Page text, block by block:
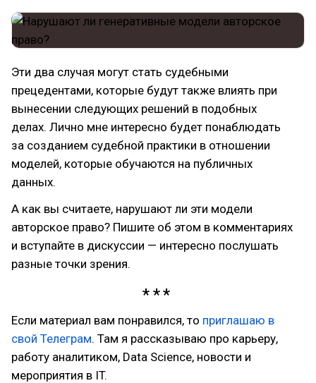
Эти два случая могут стать судебными
прецедентами, которые будут также влиять при
вынесении следующих решений в подобных
делах. Лично мне интересно будет понаблюдать
за созданием судебной практики в отношении
моделей, которые обучаются на публичных
данных.
А как вы считаете, нарушают ли эти модели
авторское право? Пишите об этом в комментариях
и вступайте в дискуссии — интересно послушать
разные точки зрения.
Если материал вам понравился, то приглашаю в
свой Телеграм. Там я рассказываю про карьеру,
работу аналитиком, Data Science, новости и
мероприятия в IT.